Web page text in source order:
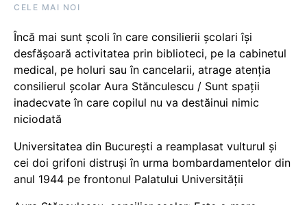
CELE MAI NOI
Încă mai sunt școli în care consilierii școlari își
desfășoară activitatea prin biblioteci, pe la cabinetul
medical, pe holuri sau în cancelarii, atrage atenția
consilierul școlar Aura Stănculescu / Sunt spații
inadecvate în care copilul nu va destăinui nimic
niciodată
Universitatea din București a reamplasat vulturul și
cei doi grifoni distruși în urma bombardamentelor din
anul 1944 pe frontonul Palatului Universității